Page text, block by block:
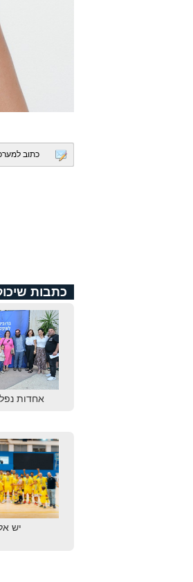
כתוב
כתבות
אחדות
יש